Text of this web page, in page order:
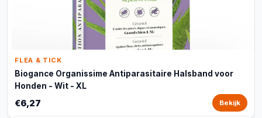
FLEA & TICK
Biogance Organissime Antiparasitaire Halsband voor
Honden - Wit - XL
€6,27 Bekijk